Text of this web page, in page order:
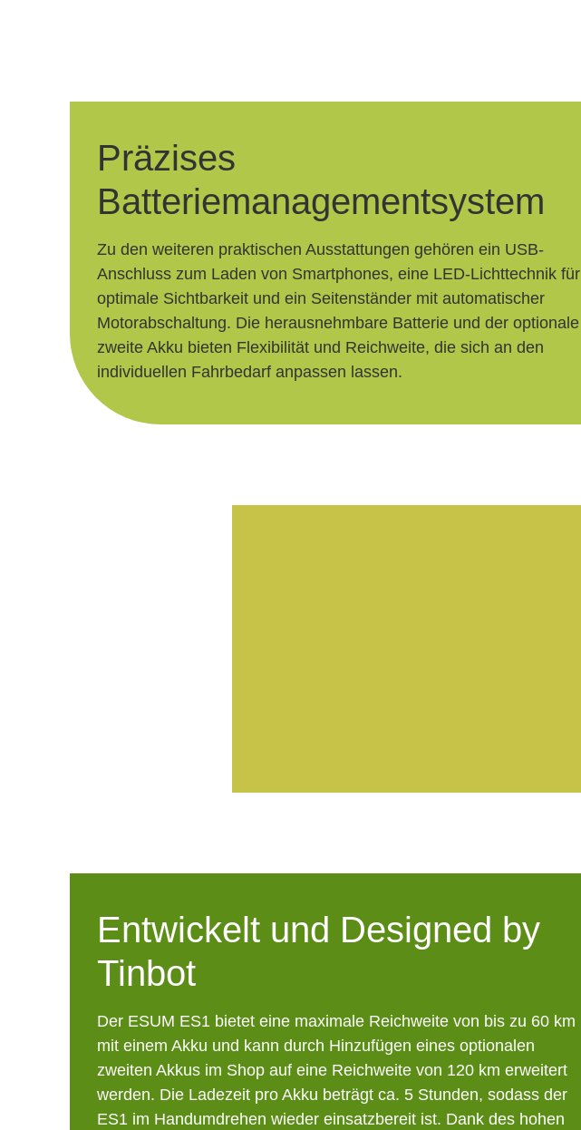
Präzises
Batteriemanagementsystem
Zu den weiteren praktischen Ausstattungen gehören ein USB-
Anschluss zum Laden von Smartphones, eine LED-Lichttechnik für
optimale Sichtbarkeit und ein Seitenständer mit automatischer
Motorabschaltung. Die herausnehmbare Batterie und der optionale
zweite Akku bieten Flexibilität und Reichweite, die sich an den
individuellen Fahrbedarf anpassen lassen.
Entwickelt und Designed by
Tinbot
Der ESUM ES1 bietet eine maximale Reichweite von bis zu 60 km
mit einem Akku und kann durch Hinzufügen eines optionalen
zweiten Akkus im Shop auf eine Reichweite von 120 km erweitert
werden. Die Ladezeit pro Akku beträgt ca. 5 Stunden, sodass der
ES1 im Handumdrehen wieder einsatzbereit ist. Dank des hohen